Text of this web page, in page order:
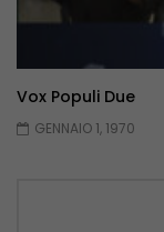
Vox Populi Due
GENNAIO 1, 1970